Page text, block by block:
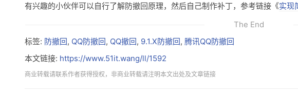
有兴趣的小伙伴可以自行了解防撤回原理，然后自己制作补丁，参考链接《实现
The End
标签: 防撤回, QQ防撤回, QQ撤回, 9.1.X防撤回, 腾讯QQ防撤回
本文链接: https://www.51it.wang/ll/1592
商业转载请联系作者获得授权，非商业转载请注明本文出处及文章链接